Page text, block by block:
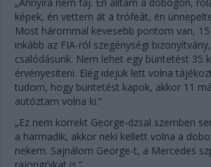
képek, én vettem át a trófeát, én
Most hárommal kevesebb pontom van,
inkább az FIA-ról szegénységi
csalódásunk. Nem lehet egy büntetést 35
érvényesíteni. Elég idejük lett volna
tudom, hogy büntetést kapok, akkor 11
autóztam volna ki.”
„Ez nem korrekt George-dzsal szemben
a harmadik, akkor neki kellett volna a
nekem. Sajnálom George-t, a Mercedes